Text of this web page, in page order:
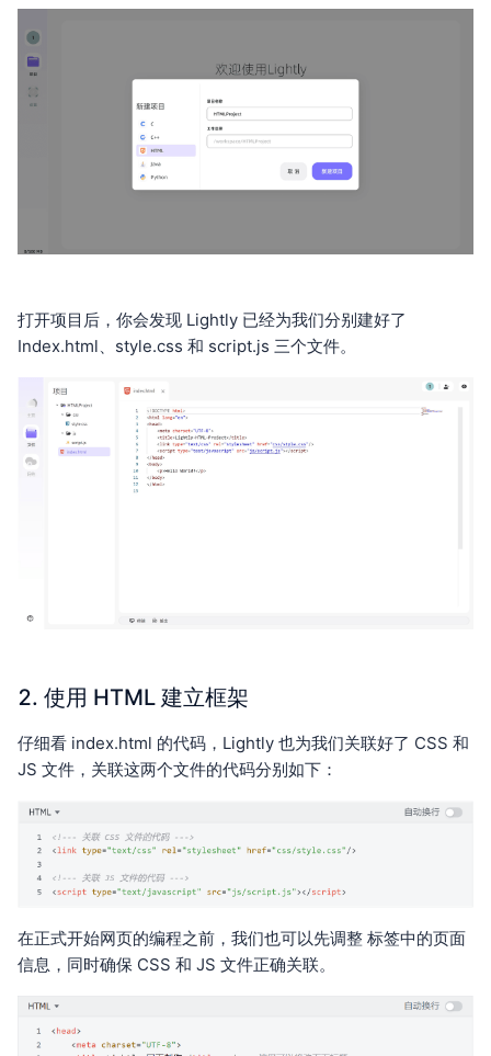
打开项目后，你会发现 Lightly 已经为我们分别建好了
Index.html、style.css 和 script.js 三个文件。
2. 使用 HTML 建立框架
仔细看 index.html 的代码，Lightly 也为我们关联好了 CSS 和
JS 文件，关联这两个文件的代码分别如下：
在正式开始网页的编程之前，我们也可以先调整 标签中的页面
信息，同时确保 CSS 和 JS 文件正确关联。